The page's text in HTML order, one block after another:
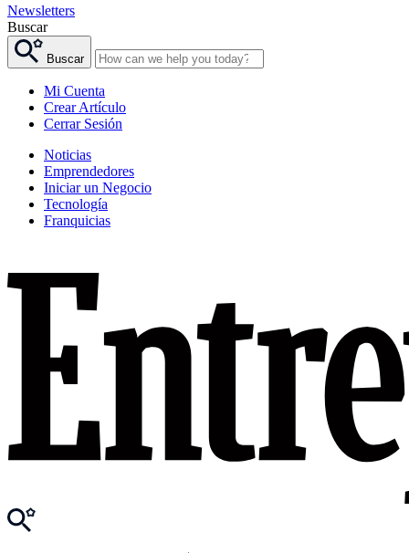
Newsletters
Buscar
Buscar
Mi Cuenta
Crear Artículo
Cerrar Sesión
Noticias
Emprendedores
Iniciar un Negocio
Tecnología
Franquicias